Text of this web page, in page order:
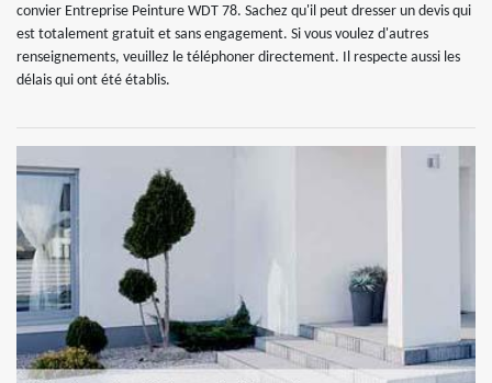
convier Entreprise Peinture WDT 78. Sachez qu'il peut dresser un devis qui
est totalement gratuit et sans engagement. Si vous voulez d'autres
renseignements, veuillez le téléphoner directement. Il respecte aussi les
délais qui ont été établis.